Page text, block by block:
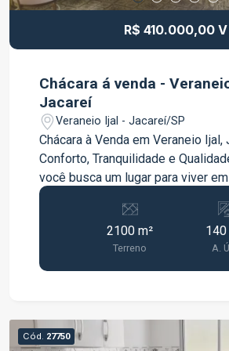
R$ 410.000,00 V
Chácara á venda - Veraneio Ijal -
Jacareí
Veraneio Ijal - Jacareí/SP
Chácara à Venda em Veraneio Ijal, Jacareí/SP -
Conforto, Tranquilidade e Qualidade
você busca um lugar para viver
natureza, com conforto e
esta chácara em Jacareí é a
imóvel conta com uma casa
funcional, composta por 2
suítes, proporcionando mais
ideal para atender a área de lazer. Na área
externa, você poderá desfrutar de
2100 m²
Terreno
140
A.
Cód. 27750